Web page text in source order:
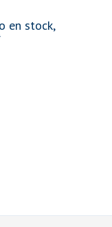
en stock,